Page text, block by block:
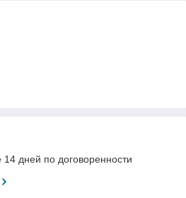
14 дней по договоренности